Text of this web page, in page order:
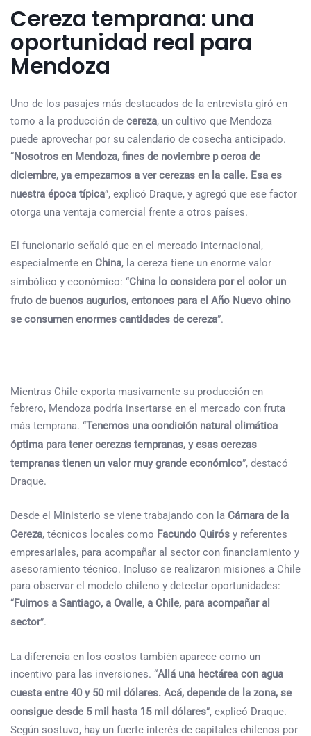
Cereza temprana: una
oportunidad real para
Mendoza
Uno de los pasajes más destacados de la entrevista giró en
torno a la producción de cereza, un cultivo que Mendoza
puede aprovechar por su calendario de cosecha anticipado.
“Nosotros en Mendoza, fines de noviembre p cerca de
diciembre, ya empezamos a ver cerezas en la calle. Esa es
nuestra época típica”, explicó Draque, y agregó que ese factor
otorga una ventaja comercial frente a otros países.
El funcionario señaló que en el mercado internacional,
especialmente en China, la cereza tiene un enorme valor
simbólico y económico: “China lo considera por el color un
fruto de buenos augurios, entonces para el Año Nuevo chino
se consumen enormes cantidades de cereza”.
Mientras Chile exporta masivamente su producción en
febrero, Mendoza podría insertarse en el mercado con fruta
más temprana. “Tenemos una condición natural climática
óptima para tener cerezas tempranas, y esas cerezas
tempranas tienen un valor muy grande económico”, destacó
Draque.
Desde el Ministerio se viene trabajando con la Cámara de la
Cereza, técnicos locales como Facundo Quirós y referentes
empresariales, para acompañar al sector con financiamiento y
asesoramiento técnico. Incluso se realizaron misiones a Chile
para observar el modelo chileno y detectar oportunidades:
“Fuimos a Santiago, a Ovalle, a Chile, para acompañar al
sector”.
La diferencia en los costos también aparece como un
incentivo para las inversiones. “Allá una hectárea con agua
cuesta entre 40 y 50 mil dólares. Acá, depende de la zona, se
consigue desde 5 mil hasta 15 mil dólares”, explicó Draque.
Según sostuvo, hay un fuerte interés de capitales chilenos por